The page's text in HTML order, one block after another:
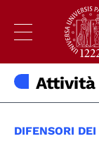
Attività
DIFENSORI